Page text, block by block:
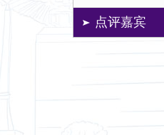
点评嘉宾